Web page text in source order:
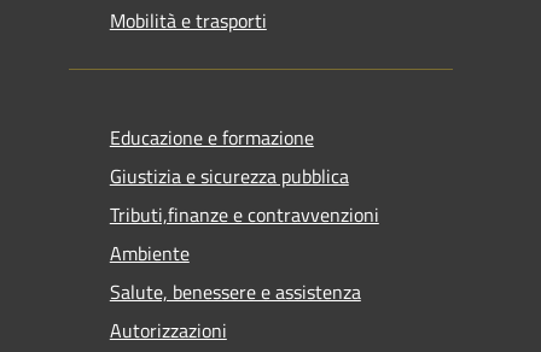
Mobilità e trasporti
Educazione e formazione
Giustizia e sicurezza pubblica
Tributi,finanze e contravvenzioni
Ambiente
Salute, benessere e assistenza
Autorizzazioni